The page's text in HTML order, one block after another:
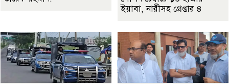
ইয়াবা, নারীসহ গ্রেপ্তার ৪